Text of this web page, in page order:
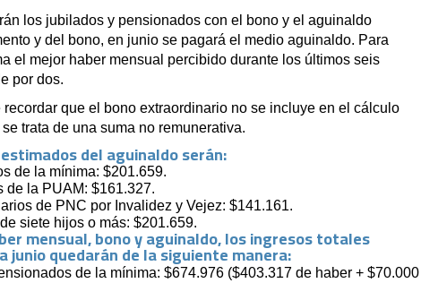
los jubilados y pensionados con el bono y el aguinaldo
y del bono, en junio se pagará el medio aguinaldo. Para
el mejor haber mensual percibido durante los últimos seis
por dos.
recordar que el bono extraordinario no se incluye en el cálculo
trata de una suma no remunerativa.
del aguinaldo serán:
de la mínima: $201.659.
de la PUAM: $161.327.
de PNC por Invalidez y Vejez: $141.161.
siete hijos o más: $201.659.
mensual, bono y aguinaldo, los ingresos totales
junio quedarán de la siguiente manera:
de la mínima: $674.976 ($403.317 de haber + $70.000